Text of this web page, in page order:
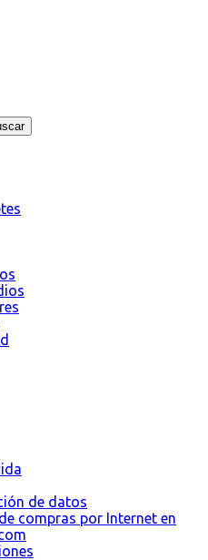
de datos
compras por Internet en